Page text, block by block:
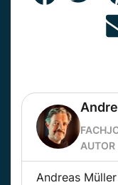
Andreas